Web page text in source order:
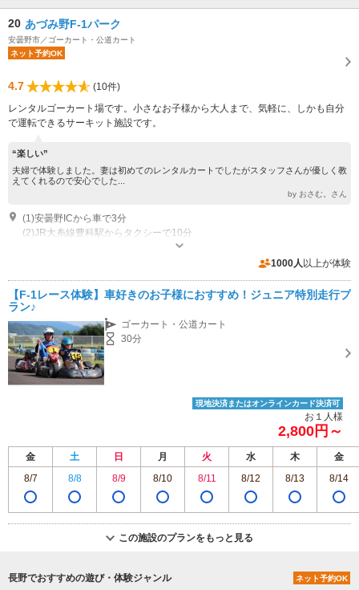
20 あづみ野F-1パーク
安曇野市／ゴーカート・公道カート
ネット予約OK
4.7
(10件)
レンタルゴーカート場です。小さなお子様から大人まで、気軽に、しかも自分
で運転できるサーキット施設です。
“楽しい”
夫婦で体験しました。妻は初めてのレンタルカートでしたがスタッフさんが優しく教
えてくれるので安心でした...
by おさむ。さん
(1)安曇野ICから車で3分
(2)JR大糸線豊科駅からタクシーで10分
営業時間：夏季 7月～９月 ナイター営業あり 平日
９：００～２０：００ 土曜日 ９：００～２０：００ 日曜日 ９：０
１８：００まで 冬季 １２月～２月 ９：００～１８：００まで ナイター
営業 ご予約があれば、上記時間以外でもナイター営業はさせて頂きま
す
1000人 以上が体験
【F-1レース体験】車好きのお子様におすすめ！ジュニア特別走行プ
ラン♪
ゴーカート・公道カート
30分
現地決済またはオンラインカード決済可
お１人様
2,800円～
金 土 日 月 火 水 木
金
8/7
8/8 8/9 8/10 8/11 8/12 8/13 8/14
この施設のプランをもっと見る
長野でおすすめの遊び・体験ジャンル ネット予約OK